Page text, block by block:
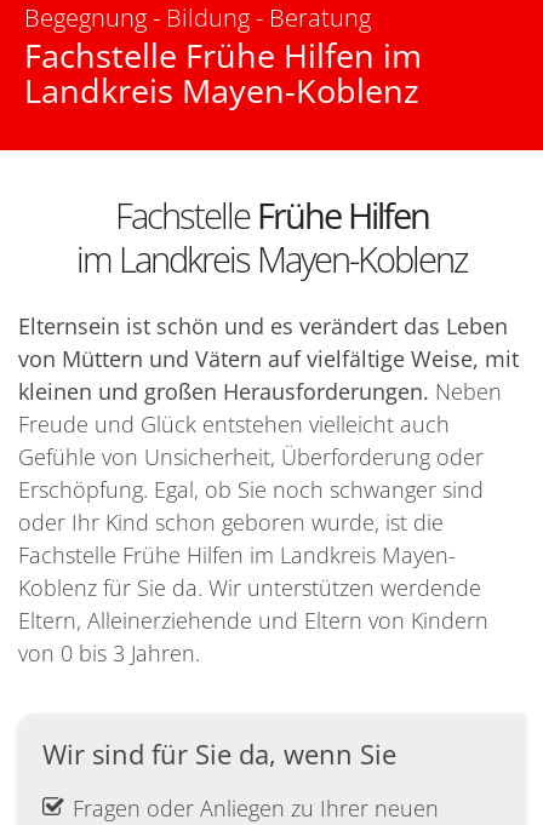
Begegnung - Bildung - Beratung
Fachstelle Frühe Hilfen im
Landkreis Mayen-Koblenz
FachstelleFrühe Hilfen
im Landkreis Mayen-Koblenz
Elternsein ist schön und es verändert das Leben
von Müttern und Vätern auf vielfältige Weise, mit
kleinen und großen Herausforderungen. Neben
Freude und Glück entstehen vielleicht auch
Gefühle von Unsicherheit, Überforderung oder
Erschöpfung. Egal, ob Sie noch schwanger sind
oder Ihr Kind schon geboren wurde, ist die
Fachstelle Frühe Hilfen im Landkreis Mayen-
Koblenz für Sie da. Wir unterstützen werdende
Eltern, Alleinerziehende und Eltern von Kindern
von 0 bis 3 Jahren.
Wir sind für Sie da, wenn Sie
Fragen oder Anliegen zu Ihrer neuen